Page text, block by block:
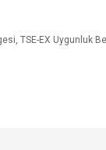
TSE-EX Uygunluk